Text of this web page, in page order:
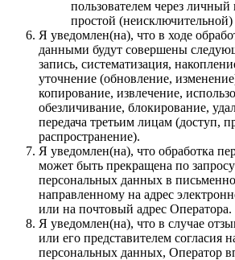
пользователем через личный
простой
Я уведомлен(на), что в ходе
данными будут совершены
запись, систематизация,
уточнение (обновление,
копирование, извлечение,
обезличивание, блокирование,
передача третьим лицам (доступ,
распространение).
Я уведомлен(на), что обработка
может быть прекращена по
персональных данных в
направленному на адрес
или на почтовый адрес Оператора.
Я уведомлен(на), что в случае
или его представителем согласия
персональных данных, Оператор